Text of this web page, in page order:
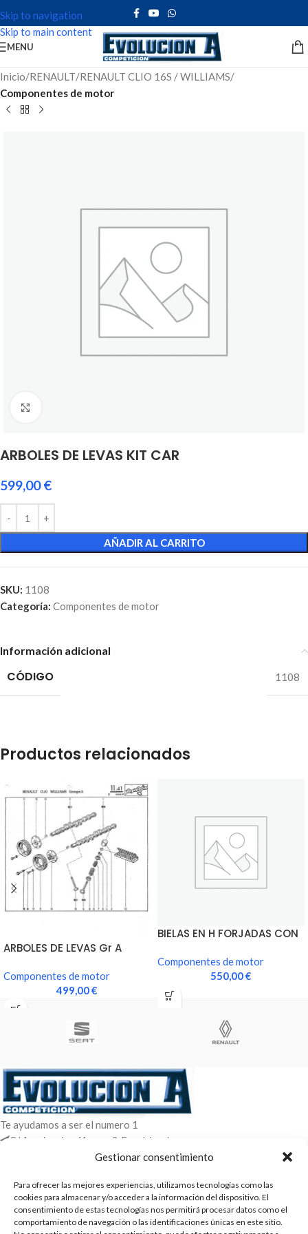
Gestionar consentimiento
Para ofrecer las mejores experiencias, utilizamos tecnologías como las
cookies para almacenar y/o acceder a la información del dispositivo. El
consentimiento de estas tecnologías nos permitirá procesar datos como el
comportamiento de navegación o las identificaciones únicas en este sitio.
Skip to navigation
Skip to main content
MENU
Inicio RENAULT RENAULT CLIO 16S / WILLIAMS
Componentes de motor
ARBOLES DE LEVAS KIT CAR
599,00€
AÑADIR AL CARRITO
SKU: 1108
Categoría: Componentes de motor
Información adicional
CÓDIGO 1108
Productos relacionados
ARBOLES DE LEVAS Gr A
Componentes de motor
499,00€
BIELAS EN H FORJADAS CON
Componentes de motor
550,00€
Te ayudamos a ser el numero 1
C/ Arquimedes 61 nave 2. Fuenlabrada
WhatsApp +34 670604426
ENTRADAS RECIENTES
POLÍTICAS